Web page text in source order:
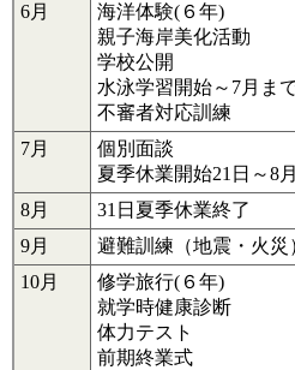
6月
海洋体験(６年)
親子海岸美化活動
学校公開
水泳学習開始～7月ま
不審者対応訓練
7月
個別面談
夏季休業開始21日～8
8月
31日夏季休業終了
9月
避難訓練（地震・火災
10月
修学旅行(６年)
就学時健康診断
体力テスト
前期終業式